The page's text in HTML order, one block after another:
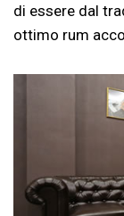
di essere dal
ottimo rum